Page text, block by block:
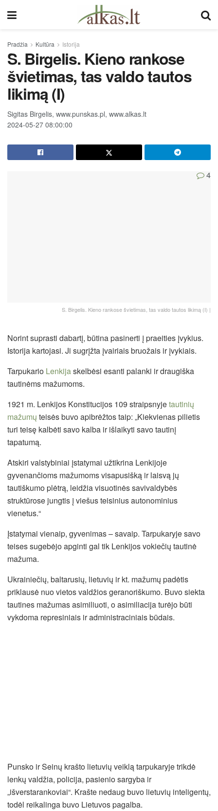
Pradžia Kultūra Istorija
S. Birgelis. Kieno rankose
švietimas, tas valdo tautos
likimą (I)
Sigitas Birgelis, www.punskas.pl, www.alkas.lt
2024-05-27 08:00:00
4
S. Birgelis. Kieno rankose švietimas, tas valdo tautos likimą (I) |
Norint suprasti dabartį, būtina pasinerti į praeities įvykius.
Istorija kartojasi. Ji sugrįžta įvairiais bruožais ir įvykiais.
Tarpukario Lenkijaskelbėsi esanti palanki ir draugiška
tautinėms mažumoms.
1921 m. Lenkijos Konstitucijos 109 straipsnyjetautinių
mažumų teisės buvo apibrėžtos taip: „Kiekvienas pilietis
turi teisę kalbėti savo kalba ir išlaikyti savo tautinį
tapatumą.
Atskiri valstybiniai įstatymai užtikrina Lenkijoje
gyvenančioms mažumoms visapusišką ir laisvą jų
tautiškumo plėtrą, leidžia visuotinės savivaldybės
struktūrose jungtis į viešus teisinius autonominius
vienetus.“
Įstatymai vienaip, gyvenimas – savaip. Tarpukaryje savo
teises sugebėjo apginti gal tik Lenkijos vokiečių tautinė
mažuma.
Ukrainiečių, baltarusių, lietuvių ir kt. mažumų padėtis
priklausė nuo vietos valdžios geranoriškumo. Buvo siekta
tautines mažumas asimiliuoti, o asimiliacija turėjo būti
vykdoma represiniais ir administraciniais būdais.
Punsko ir Seinų krašto lietuvių veiklą tarpukaryje trikdė
lenkų valdžia, policija, pasienio sargyba ir
„išverstarankoviai“. Krašte nedaug buvo lietuvių inteligentų,
todėl reikalinga buvo Lietuvos pagalba.